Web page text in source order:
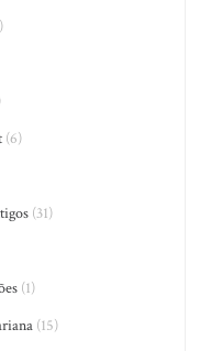
(6)
(31)
(1)
(15)